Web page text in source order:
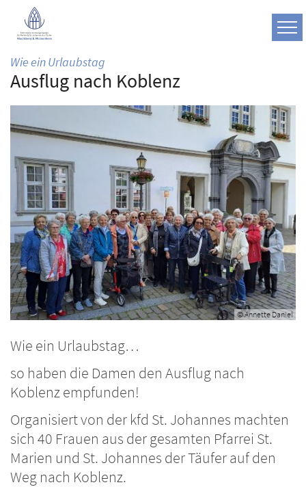
Zum Inhalt springen
Wie ein Urlaubstag
Ausflug nach Koblenz
© Annette Daniel
Wie ein Urlaubstag…
so haben die Damen den Ausflug nach
Koblenz empfunden!
Organisiert von der kfd St. Johannes machten
sich 40 Frauen aus der gesamten Pfarrei St.
Marien und St. Johannes der Täufer auf den
Weg nach Koblenz.